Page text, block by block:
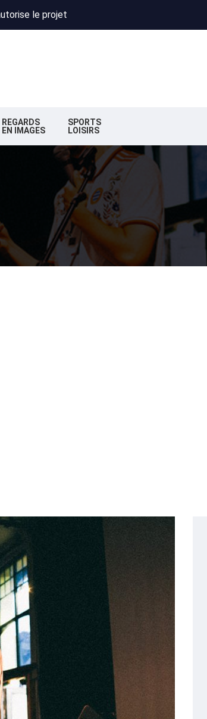
Renaud réunis pour un concert caritatif à Floirac
majorité change de cap
REGARDS
EN IMAGES
SPORTS
LOISIRS